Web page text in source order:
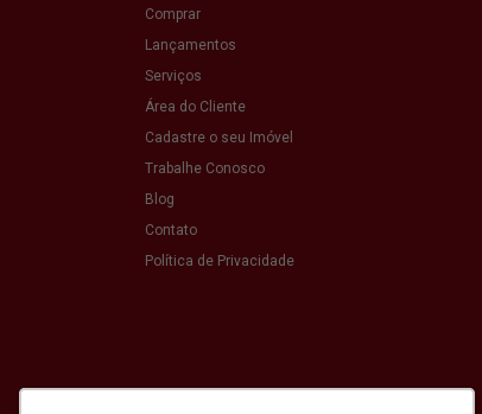
Comprar
Lançamentos
Serviços
Área do Cliente
Cadastre o seu Imóvel
Trabalhe Conosco
Blog
Contato
Política de Privacidade